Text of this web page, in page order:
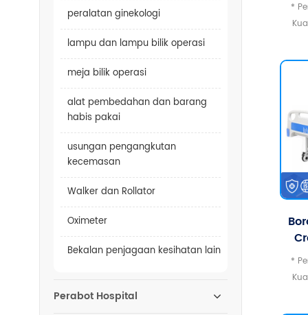
*
*
peralatan ginekologi
lampu dan lampu bilik operasi
meja bilik operasi
alat pembedahan dan barang
habis pakai
usungan pengangkutan
kecemasan
Walker dan Rollator
Oximeter
Bekalan penjagaan kesihatan lain
Perabot Hospital